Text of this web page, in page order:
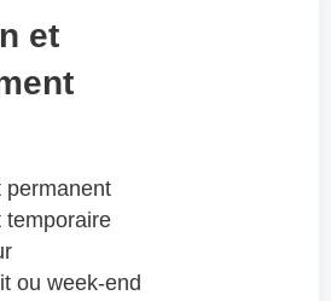
et
permanent
temporaire
ou week-end